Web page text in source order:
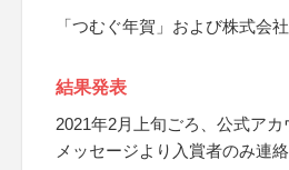
「つむぐ年賀」および株式会
結果発表
2021年2月上旬ごろ、公式アカ
メッセージより入賞者のみ連絡